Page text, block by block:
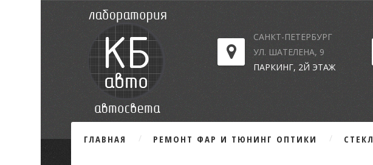
САНКТ-ПЕТЕРБУРГ
УЛ. ШАТЕЛЕНА, 9
ПАРКИНГ, 2Й ЭТАЖ
ГЛАВНАЯ РЕМОНТ ФАР И ТЮНИНГ ОПТИКИ